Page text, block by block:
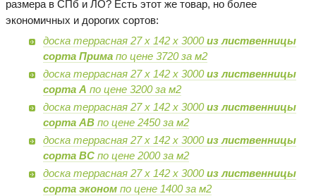
размера в СПб и ЛО? Есть этот же товар, но более
экономичных и дорогих сортов:
доска террасная 27 х 142 х 3000из лиственницы
сорта Примапо цене 3720 за м2
доска террасная 27 х 142 х 3000из лиственницы
сорта А по цене 3200 за м2
доска террасная 27 х 142 х 3000из лиственницы
сорта ABпо цене 2450 за м2
доска террасная 27 х 142 х 3000из лиственницы
сорта BCпо цене 2000 за м2
доска террасная 27 х 142 х 3000из лиственницы
сорта эконом по цене 1400 за м2